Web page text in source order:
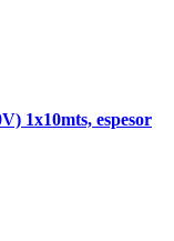
1x10mts, espesor